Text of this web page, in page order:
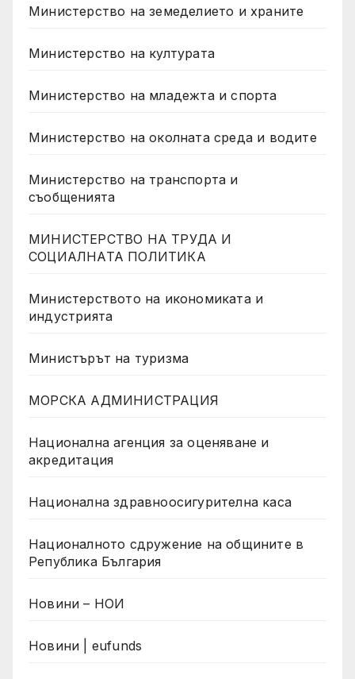
Министерство на земеделието и храните
Министерство на културата
Министерство на младежта и спорта
Министерство на околната среда и водите
Министерство на транспорта и
съобщенията
МИНИСТЕРСТВО НА ТРУДА И
СОЦИАЛНАТА ПОЛИТИКА
Министерството на икономиката и
индустрията
Министърът на туризма
МОРСКА АДМИНИСТРАЦИЯ
Национална агенция за оценяване и
акредитация
Национална здравноосигурителна каса
Националното сдружение на общините в
Република България
Новини – НОИ
Новини | eufunds